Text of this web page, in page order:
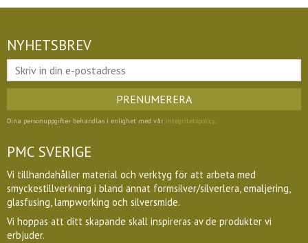
NYHETSBREV
PRENUMERERA
Dina personuppgifter behandlas i enlighet med vår integritetspolicy.
PMC SVERIGE
Vi tillhandahåller material och verktyg för att arbeta med
smyckestillverkning i bland annat formsilver/silverlera, emaljering,
glasfusing, lampworking och silversmide.
Vi hoppas att ditt skapande skall inspireras av de produkter vi
erbjuder.